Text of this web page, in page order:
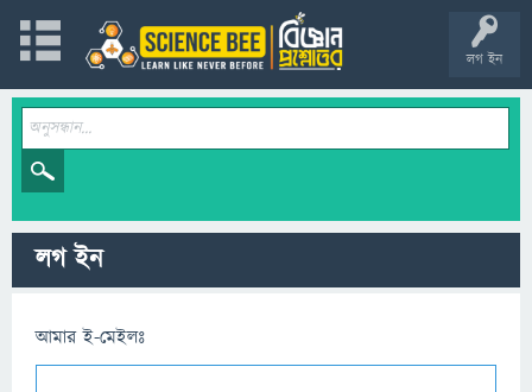
লগ ইন
লগ ইন
আমার ই-মেইলঃ